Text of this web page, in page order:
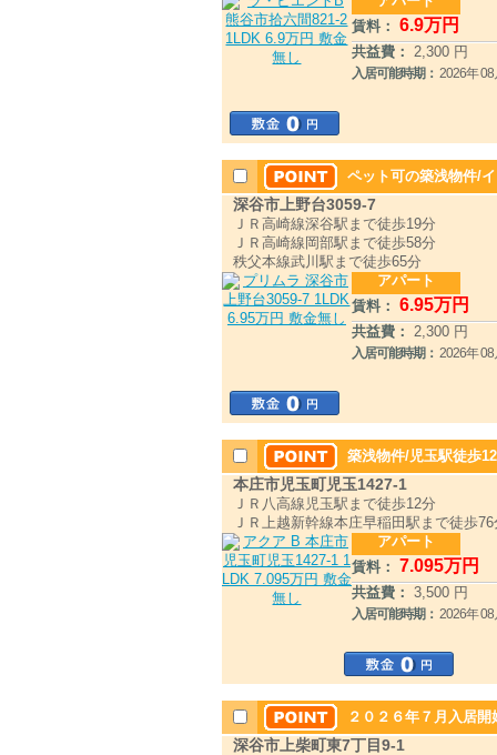
賃料： 6.9万円
共益費： 2,300 円
入居可能時期： 2026年
ペット可の築浅物件/
深谷市上野台3059-7
ＪＲ高崎線深谷駅まで徒歩19分
ＪＲ高崎線岡部駅まで徒歩58分
秩父本線武川駅まで徒歩65分
アパート
賃料： 6.95万円
共益費： 2,300 円
入居可能時期： 2026年
築浅物件/児玉駅徒歩
本庄市児玉町児玉1427-1
ＪＲ八高線児玉駅まで徒歩12分
ＪＲ上越新幹線本庄早稲田駅まで徒歩76
アパート
賃料： 7.095万円
共益費： 3,500 円
入居可能時期： 2026年
２０２６年７月入居
深谷市上柴町東7丁目9-1